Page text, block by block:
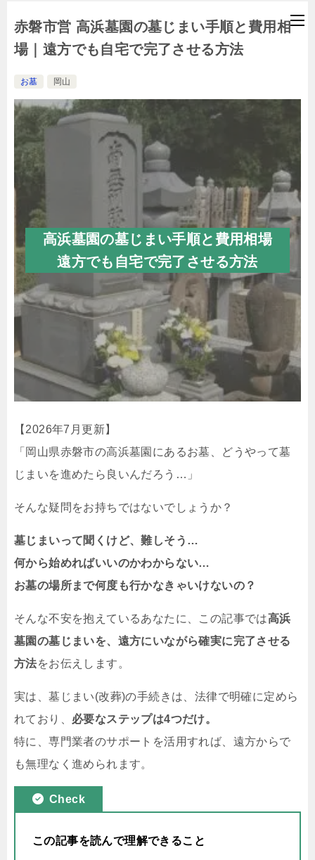
赤磐市営 高浜墓園の墓じまい手順と費用相
場｜遠方でも自宅で完了させる方法
お墓 岡山
高浜墓園の墓じまい手順と費用相場
遠方でも自宅で完了させる方法
【2026年7月更新】
「岡山県赤磐市の高浜墓園にあるお墓、どうやって墓
じまいを進めたら良いんだろう…」
そんな疑問をお持ちではないでしょうか？
墓じまいって聞くけど、難しそう…
何から始めればいいのかわからない…
お墓の場所まで何度も行かなきゃいけないの？
そんな不安を抱えているあなたに、この記事では高浜
墓園の墓じまいを、遠方にいながら確実に完了させる
方法をお伝えします。
実は、墓じまい(改葬)の手続きは、法律で明確に定めら
れており、 必要なステップは4つだけ。
特に、専門業者のサポートを活用すれば、遠方からで
も無理なく進められます。
Check
この記事を読んで理解できること